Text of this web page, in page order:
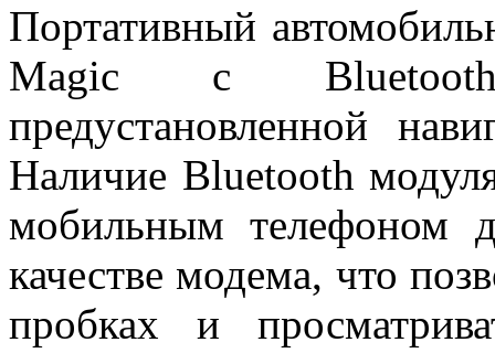
Портативный
Magic с
предустановленной
Наличие Bluetooth модуля
мобильным телефоном
качестве модема, что
пробках и